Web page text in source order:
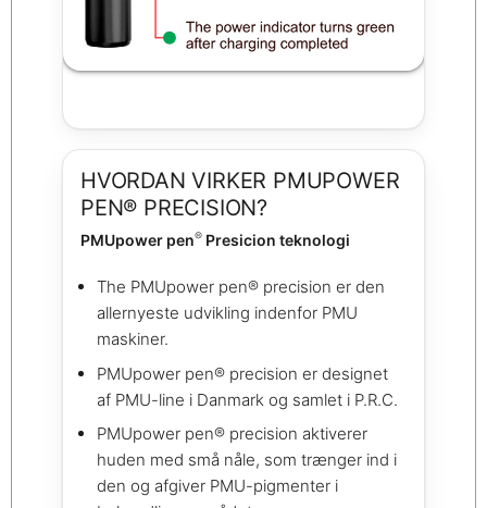
HVORDAN VIRKER PMUPOWER
PEN® PRECISION?
PMUpower pen® Presicion teknologi
The PMUpower pen® precision er den
allernyeste udvikling indenfor PMU
maskiner.
PMUpower pen® precision er designet
af PMU-line i Danmark og samlet i P.R.C.
PMUpower pen® precision aktiverer
huden med små nåle, som trænger ind i
den og afgiver PMU-pigmenter i